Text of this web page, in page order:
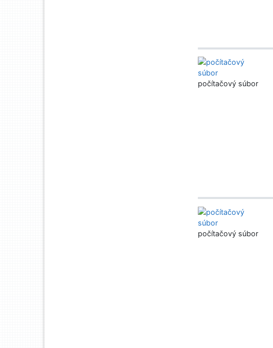
počítačový súbor
počítačový súbor